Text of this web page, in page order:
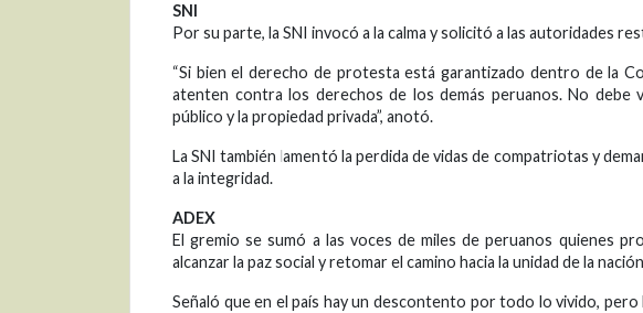
SNI
Por su parte, la SNI invocó a la calma y solicitó a las autoridades
“Si bien el derecho de protesta está garantizado dentro de la
atenten contra los derechos de los demás peruanos. No debe
público y la propiedad privada”, anotó.
La SNI también lamentó la perdida de vidas de compatriotas y
a la integridad.
ADEX
El gremio se sumó a las voces de miles de peruanos quienes
alcanzar la paz social y retomar el camino hacia la unidad de la
Señaló que en el país hay un descontento por todo lo vivido,